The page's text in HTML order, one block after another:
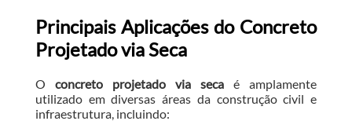
Principais Aplicações do Concreto
Projetado via Seca
O concreto projetado via seca é amplamente
utilizado em diversas áreas da construção civil e
infraestrutura, incluindo: